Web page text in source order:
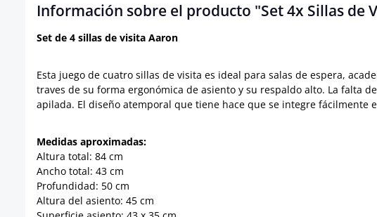
Información sobre el producto "Set 4x Sillas de
Set de 4 sillas de visita Aaron
Esta juego de cuatro sillas de visita es ideal para salas de espera,
traves de su forma ergonómica de asiento y su respaldo alto. La falta
apilada. El diseño atemporal que tiene hace que se integre fácilmente
Medidas aproximadas:
Altura total: 84 cm
Ancho total: 43 cm
Profundidad: 50 cm
Altura del asiento: 45 cm